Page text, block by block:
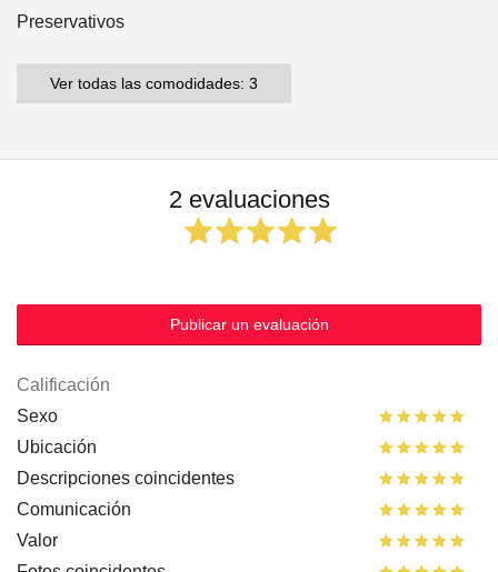
Preservativos
Ver todas las comodidades: 3
2 evaluaciones
Publicar un evaluación
Calificación
Sexo
Ubicación
Descripciones coincidentes
Comunicación
Valor